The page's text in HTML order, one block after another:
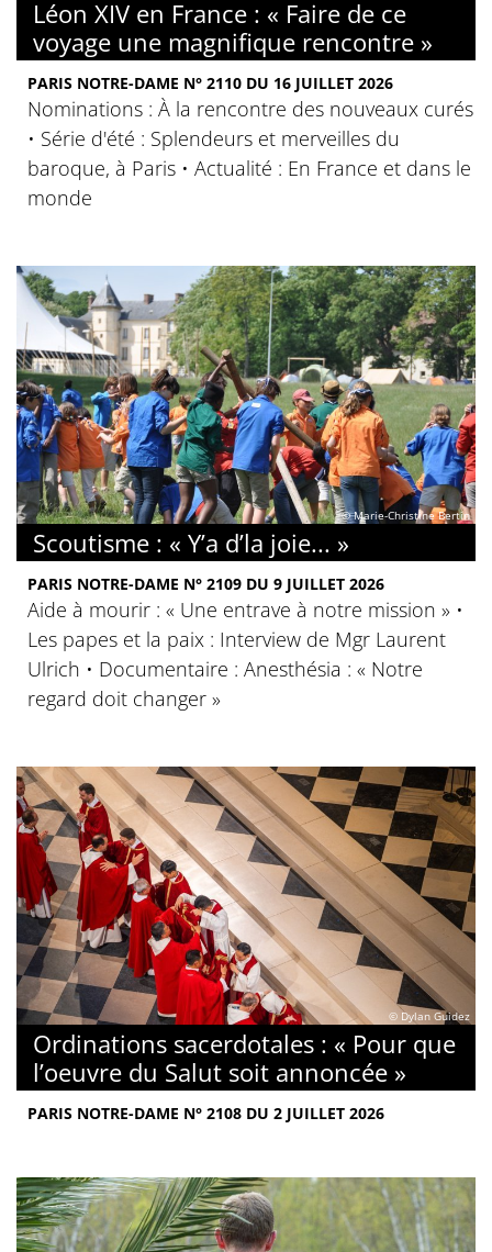
Léon XIV en France : « Faire de ce
voyage une magnifique rencontre »
PARIS NOTRE-DAME N° 2110 DU 16 JUILLET 2026
Nominations : À la rencontre des nouveaux curés
• Série d'été : Splendeurs et merveilles du
baroque, à Paris • Actualité : En France et dans le
monde
© Marie-Christine Bertin
Scoutisme : « Y’a d’la joie... »
PARIS NOTRE-DAME N° 2109 DU 9 JUILLET 2026
Aide à mourir : « Une entrave à notre mission » •
Les papes et la paix : Interview de Mgr Laurent
Ulrich • Documentaire : Anesthésia : « Notre
regard doit changer »
© Dylan Guidez
Ordinations sacerdotales : « Pour que
l’oeuvre du Salut soit annoncée »
PARIS NOTRE-DAME N° 2108 DU 2 JUILLET 2026